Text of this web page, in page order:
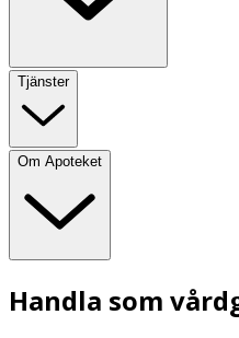
Tjänster
Om Apoteket
Handla som